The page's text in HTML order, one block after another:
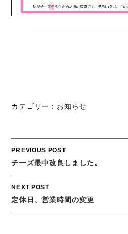
カテゴリー： お知らせ
Post
navigation
PREVIOUS POST
チーズ最中改良しました。
NEXT POST
定休日、営業時間の変更